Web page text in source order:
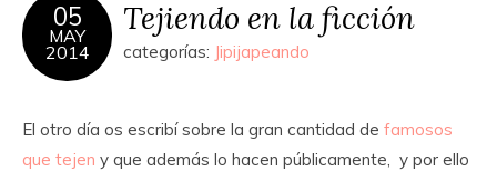
05
MAY
2014
Tejiendo en la ficción
categorías: Jipijapeando
El otro día os escribí sobre la gran cantidad de famosos
que tejen y que además lo hacen públicamente, y por ello